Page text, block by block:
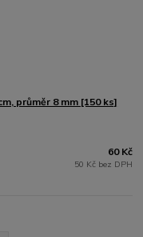
průměr 8 mm [150 ks]
60 Kč
50 Kč bez DPH